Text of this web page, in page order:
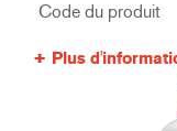
Code du produit
Plus